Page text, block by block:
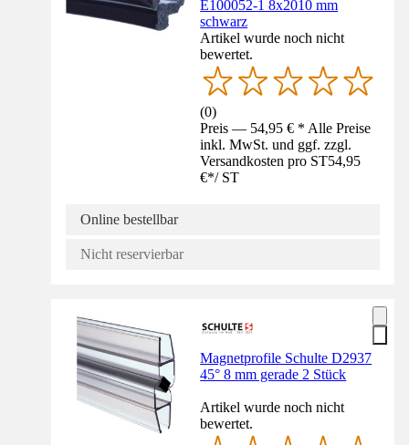
E100052-1 8x2010 mm
schwarz
Artikel wurde noch nicht
bewertet.
(0)
Preis — 54,95 € * Alle Preise
inkl. MwSt. und ggf. zzgl.
Versandkosten pro ST54,95
€*/ ST
Online bestellbar
Nicht reservierbar
Magnetprofile Schulte D2937
45° 8 mm gerade 2 Stück
Artikel wurde noch nicht
bewertet.